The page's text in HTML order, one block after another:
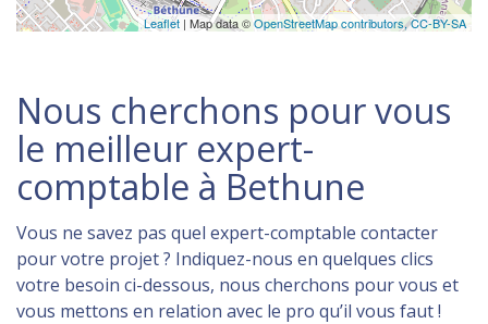
Leaflet | Map data ©OpenStreetMap contributors,CC-BY-SA
Nous cherchons pour vous
le meilleur expert-
comptable à Bethune
Vous ne savez pas quel expert-comptable contacter
pour votre projet ? Indiquez-nous en quelques clics
votre besoin ci-dessous, nous cherchons pour vous et
vous mettons en relation avec le pro qu’il vous faut !